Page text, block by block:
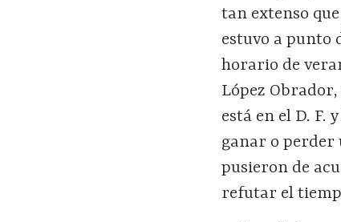
tan extenso
estuvo a punto
horario de
López
está en el D. F.
ganar o perder
pusieron de
refutar el